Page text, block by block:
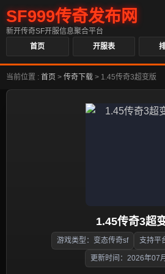
SF999传奇发布网
新开传奇SF开服信息聚合平台
首页
开服表
当前位置 : 首页 > 传奇下载 > 1.45传奇3超变版
1.45传奇3超
游戏类型：变态传奇sf 支持平
更新时间：2026年07